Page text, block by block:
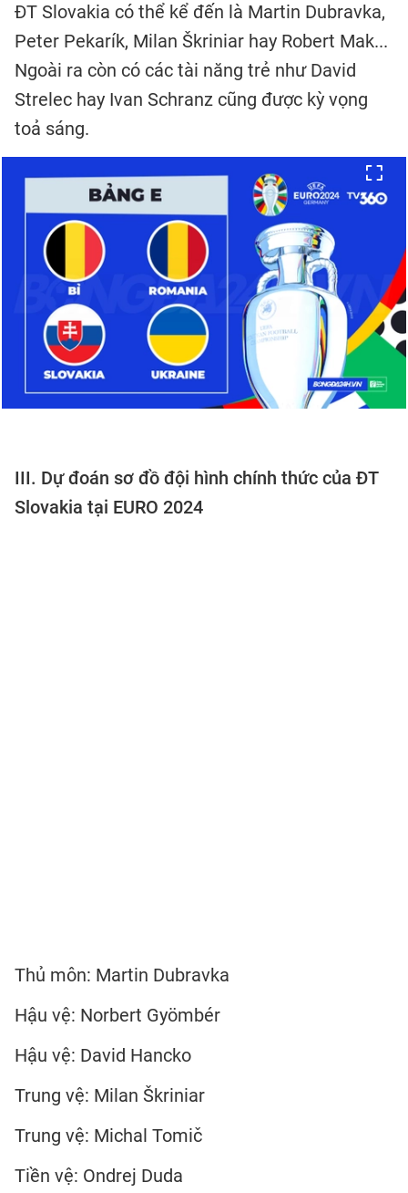
ĐT Slovakia có thể kể đến là Martin Dubravka,
Peter Pekarík, Milan Škriniar hay Robert Mak...
Ngoài ra còn có các tài năng trẻ như David
Strelec hay Ivan Schranz cũng được kỳ vọng
toả sáng.
III. Dự đoán sơ đồ đội hình chính thức của ĐT
Slovakia tại EURO 2024
Thủ môn: Martin Dubravka
Hậu vệ: Norbert Gyömbér
Hậu vệ: David Hancko
Trung vệ: Milan Škriniar
Trung vệ: Michal Tomič
Tiền vệ: Ondrej Duda